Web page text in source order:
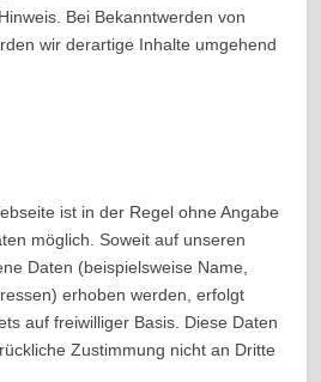
Bei Bekanntwerden von
wir derartige Inhalte umgehend
ist in der Regel ohne Angabe
möglich. Soweit auf unseren
Daten (beispielsweise Name,
erhoben werden, erfolgt
auf freiwilliger Basis. Diese Daten
Zustimmung nicht an Dritte